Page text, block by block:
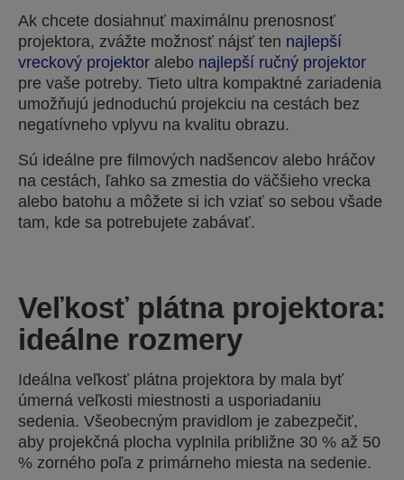
Ak chcete dosiahnuť maximálnu prenosnosť
projektora, zvážte možnosť nájsť ten najlepší
vreckový projektor alebo najlepší ručný projektor
pre vaše potreby. Tieto ultra kompaktné zariadenia
umožňujú jednoduchú projekciu na cestách bez
negatívneho vplyvu na kvalitu obrazu.
Sú ideálne pre filmových nadšencov alebo hráčov
na cestách, ľahko sa zmestia do väčšieho vrecka
alebo batohu a môžete si ich vziať so sebou všade
tam, kde sa potrebujete zabávať.
Veľkosť plátna projektora:
ideálne rozmery
Ideálna veľkosť plátna projektora by mala byť
úmerná veľkosti miestnosti a usporiadaniu
sedenia. Všeobecným pravidlom je zabezpečiť,
aby projekčná plocha vyplnila približne 30 % až 50
% zorného poľa z primárneho miesta na sedenie.